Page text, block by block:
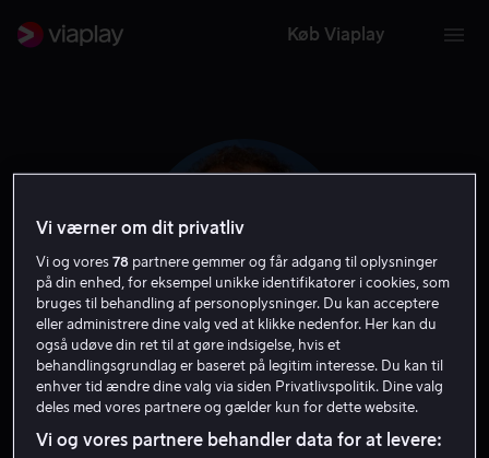
Køb Viaplay
Stuart Gillard
Instruktør
Vi værner om dit privatliv
Vi og vores78 partnere gemmer og får adgang til oplysninger
på din enhed, for eksempel unikke identifikatorer i cookies, som
bruges til behandling af personoplysninger. Du kan acceptere
eller administrere dine valg ved at klikke nedenfor. Her kan du
også udøve din ret til at gøre indsigelse, hvis et
behandlingsgrundlag er baseret på legitim interesse. Du kan til
enhver tid ændre dine valg via siden Privatlivspolitik. Dine valg
deles med vores partnere og gælder kun for dette website.
Vi og vores partnere behandler data for at levere: